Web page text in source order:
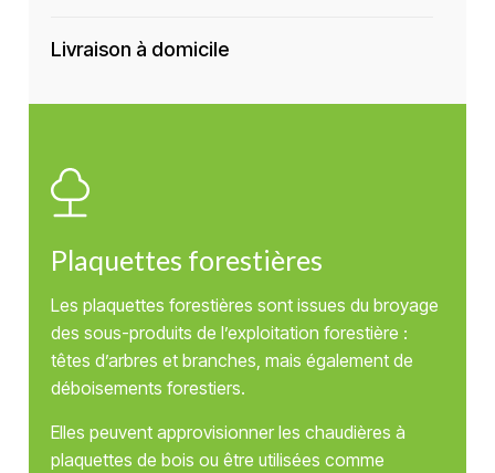
Livraison à domicile
Plaquettes forestières
Les plaquettes forestières sont issues du broyage
des sous-produits de l’exploitation forestière :
têtes d’arbres et branches, mais également de
déboisements forestiers.
Elles peuvent approvisionner les chaudières à
plaquettes de bois ou être utilisées comme